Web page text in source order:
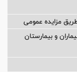
مزایده عمومی
و بیمارستان